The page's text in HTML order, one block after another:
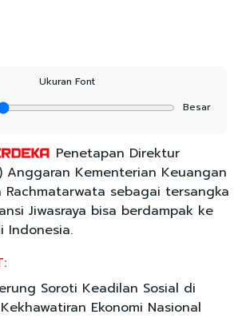
Ukuran Font
Besar
Penetapan Direktur
Anggaran Kementerian Keuangan
Rachmatarwata sebagai tersangka
Jiwasraya bisa berdampak ke
Indonesia.
Soroti Keadilan Sosial di
Ekonomi Nasional